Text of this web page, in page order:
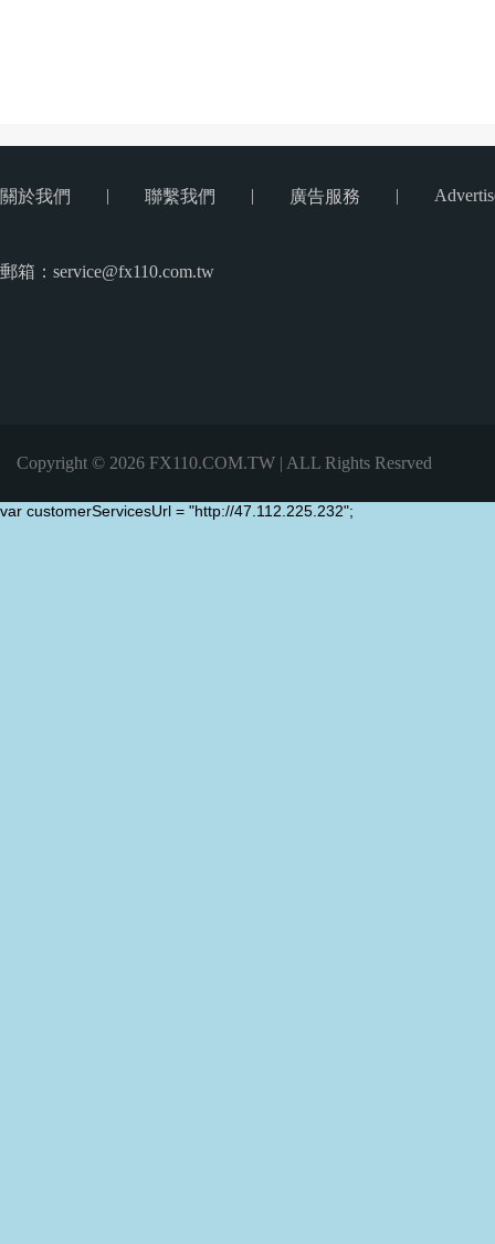
關於我們 | 聯繫我們 | 廣告服務 |
郵箱：service@fx110.com.tw
Copyright © 2026 FX110.COM.TW | ALL Rights Resrved
var customerServicesUrl = "http://47.112.225.232";